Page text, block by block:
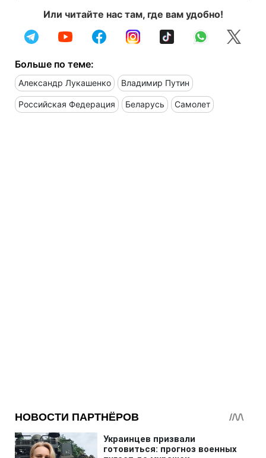
Или читайте нас там, где вам удобно!
Больше по теме:
Александр Лукашенко Владимир Путин
Российская Федерация Беларусь Самолет